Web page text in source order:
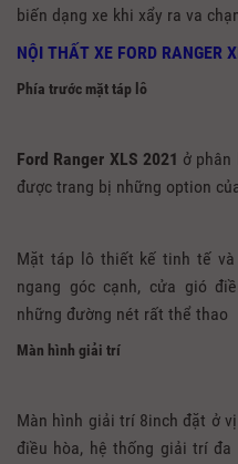
biến dạng xe khi xẩy ra va
NỘI THẤT XE FORD RANGER
Phía trước mặt táp lô
Ford Ranger XLS 2021 ở phân
được trang bị những option
Mặt táp lô thiết kế tinh tế
ngang góc cạnh, cửa gió
những đường nét rất thể thao
Màn hình giải trí
Màn hình giải trí 8inch đặt ở
điều hòa, hệ thống giải trí